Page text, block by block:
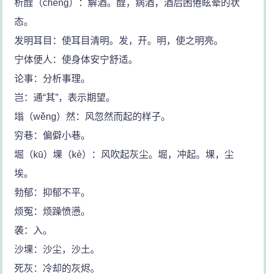
析酲（chéng）：解酒。酲，病酒，酒后困倦眩晕的状
态。
发明耳目：使耳目清明。发，开。明，使之明亮。
宁体便人：使身体安宁舒适。
论事：分析事理。
岂：通“其”，表示期望。
塕（wěng）然：风忽然而起的样子。
穷巷：偏僻小巷。
堀（kū）堁（kè）：风吹起灰尘。堀，冲起。堁，尘
埃。
勃郁：抑郁不平。
烦冤：烦躁愤懑。
袭：入。
沙堁：沙尘，沙土。
死灰：冷却的灰烬。